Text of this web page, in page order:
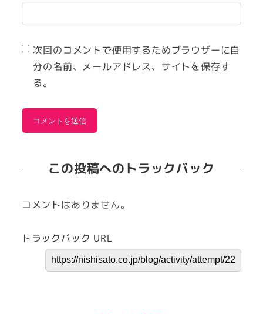
次回のコメントで使用するためブラウザーに自
分の名前、メールアドレス、サイトを保存す
る。
この投稿へのトラックバック
コメントはありません。
トラックバック URL